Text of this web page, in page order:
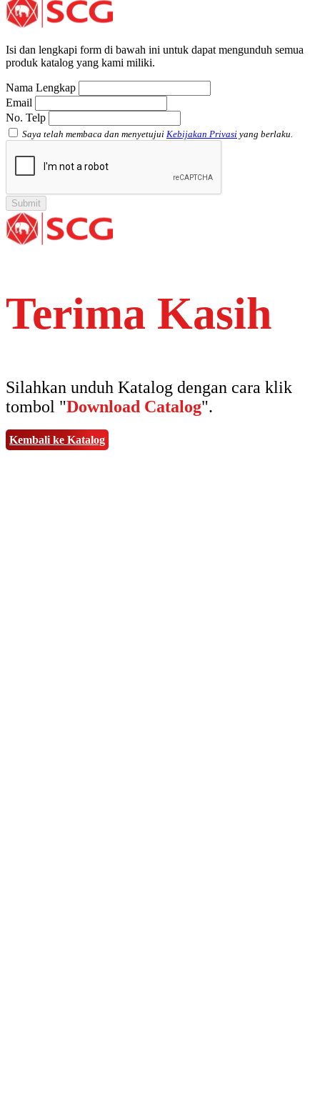
Shinkolite
Atap Akrilik Shinkolite Shade
Isi dan lengkapi form di bawah ini untuk dapat mengunduh semua
produk katalog yang kami miliki.
Nama Lengkap
Email
No. Telp
Saya telah membaca dan menyetujui Kebijakan Privasi yang berlaku.
Terima Kasih
Silahkan unduh Katalog dengan cara klik
tombol "Download Catalog".
Kembali ke Katalog